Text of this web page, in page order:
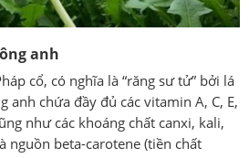
anh
cổ, có nghĩa là “răng sư tử” bởi lá
anh chứa đầy đủ các vitamin A, C, E,
như các khoáng chất canxi, kali,
nguồn beta-carotene (tiền chất